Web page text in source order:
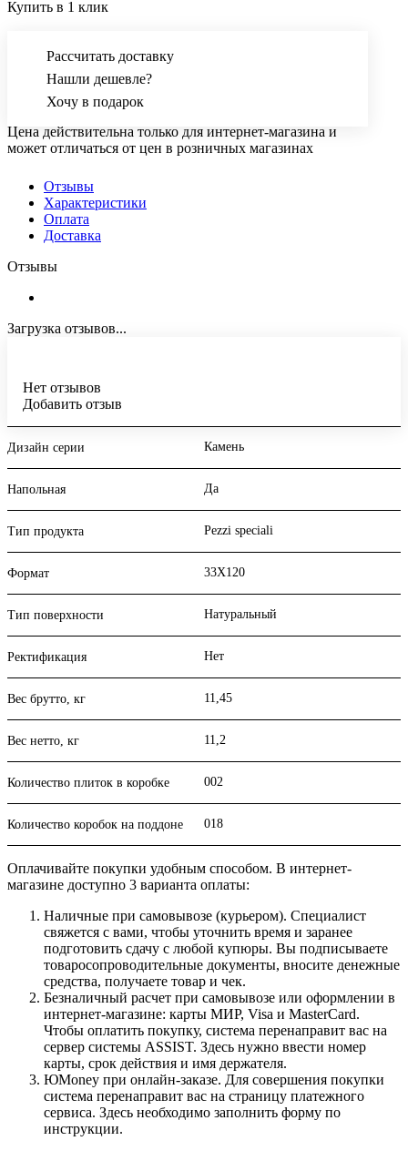
Купить в 1 клик
Рассчитать доставку
Нашли дешевле?
Хочу в подарок
Цена действительна только для интернет-магазина и
может отличаться от цен в розничных магазинах
Отзывы
Характеристики
Оплата
Доставка
Отзывы
Загрузка отзывов...
Нет отзывов
Добавить отзыв
Дизайн серии Камень
Напольная Да
Тип продукта Pezzi speciali
Формат 33X120
Тип поверхности Натуральный
Ректификация Нет
Вес брутто, кг 11,45
Вес нетто, кг 11,2
Количество плиток в коробке 002
Количество коробок на поддоне 018
Оплачивайте покупки удобным способом. В интернет-
магазине доступно 3 варианта оплаты:
Наличные при самовывозе (курьером). Специалист
свяжется с вами, чтобы уточнить время и заранее
подготовить сдачу с любой купюры. Вы подписываете
товаросопроводительные документы, вносите денежные
средства, получаете товар и чек.
Безналичный расчет при самовывозе или оформлении в
интернет-магазине: карты МИР, Visa и MasterCard.
Чтобы оплатить покупку, система перенаправит вас на
сервер системы ASSIST. Здесь нужно ввести номер
карты, срок действия и имя держателя.
ЮMoney при онлайн-заказе. Для совершения покупки
система перенаправит вас на страницу платежного
сервиса. Здесь необходимо заполнить форму по
инструкции.